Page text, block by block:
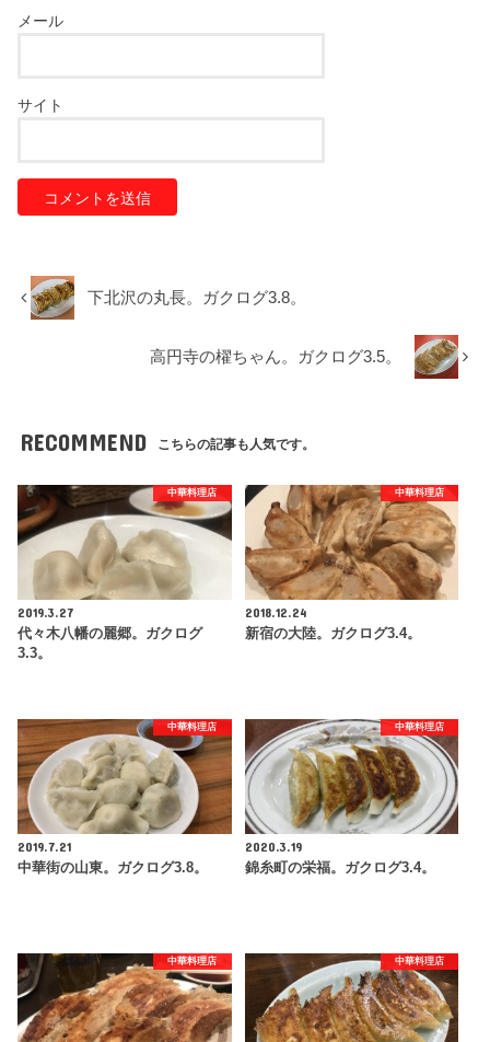
メール
サイト
下北沢の丸長。ガクログ3.8。
高円寺の櫂ちゃん。ガクログ3.5。
RECOMMEND こちらの記事も人気です。
中華料理店
2019.3.27
代々木八幡の麗郷。ガクログ
3.3。
中華料理店
2018.12.24
新宿の大陸。ガクログ3.4。
中華料理店
2019.7.21
中華街の山東。ガクログ3.8。
中華料理店
2020.3.19
錦糸町の栄福。ガクログ3.4。
中華料理店 中華料理店